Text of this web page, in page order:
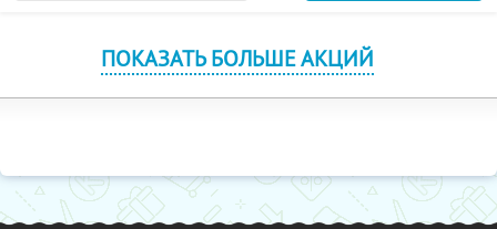
ПОКАЗАТЬ БОЛЬШЕ АКЦИЙ